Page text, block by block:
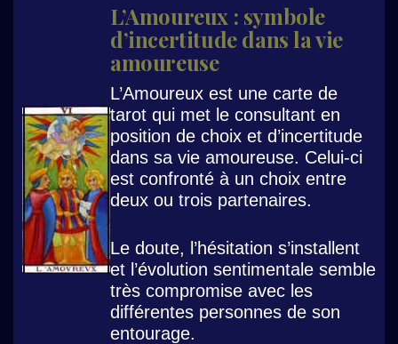
L’Amoureux : symbole
d’incertitude dans la vie
amoureuse
L’Amoureux est une carte de
tarot qui met le consultant en
position de choix et d’incertitude
dans sa vie amoureuse. Celui-ci
est confronté à un choix entre
deux ou trois partenaires.
Le doute, l’hésitation s’installent
et l’évolution sentimentale semble
très compromise avec les
différentes personnes de son
entourage.